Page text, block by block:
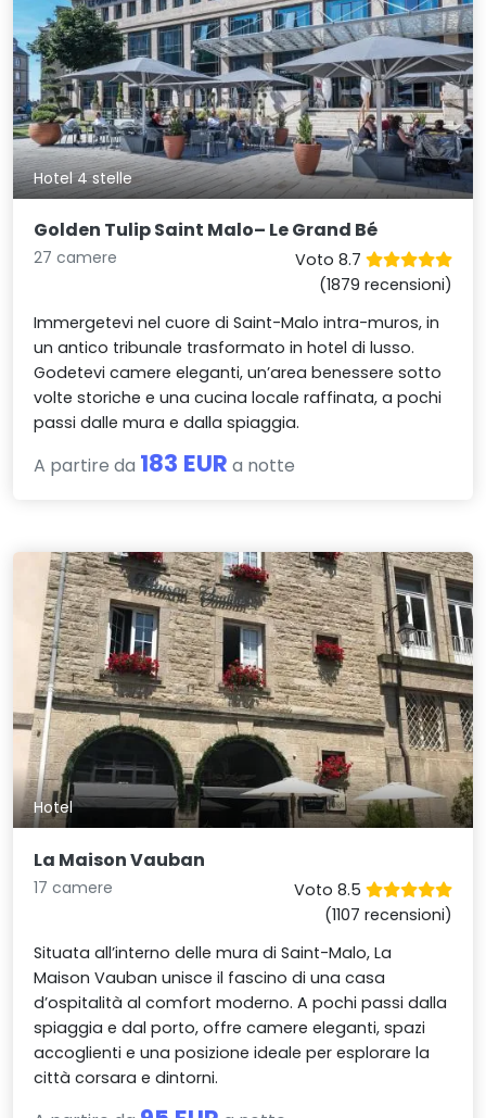
Hotel 4 stelle
Golden Tulip Saint Malo– Le Grand Bé
27 camere
Voto 8.7
(1879 recensioni)
Immergetevi nel cuore di Saint-Malo intra-muros, in
un antico tribunale trasformato in hotel di lusso.
Godetevi camere eleganti, un’area benessere sotto
volte storiche e una cucina locale raffinata, a pochi
passi dalle mura e dalla spiaggia.
A partire da 183 EUR a notte
Hotel
La Maison Vauban
17 camere
Voto 8.5
(1107 recensioni)
Situata all’interno delle mura di Saint-Malo, La
Maison Vauban unisce il fascino di una casa
d’ospitalità al comfort moderno. A pochi passi dalla
spiaggia e dal porto, offre camere eleganti, spazi
accoglienti e una posizione ideale per esplorare la
città corsara e dintorni.